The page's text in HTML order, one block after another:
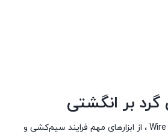
بر انگشتی
سیم لخت‌کن یا Wire Stripper ، از ابزارهای مهم فرایند سیم‌کشی و